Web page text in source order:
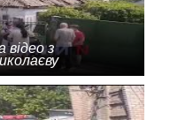
відео з